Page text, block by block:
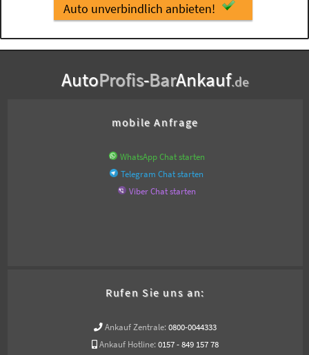
Auto unverbindlich anbieten!
AutoProfis-BarAnkauf.de
mobile Anfrage
WhatsApp Chat starten
Telegram Chat starten
Viber Chat starten
Rufen Sie uns an:
Ankauf Zentrale: 0800-0044333
Ankauf Hotline: 0157 - 849 157 78